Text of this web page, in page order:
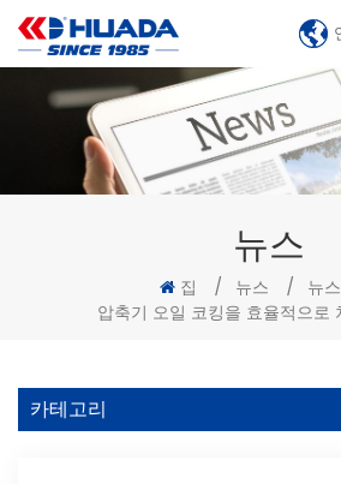
뉴스
집 / 뉴스 / 뉴스
압축기 오일 코킹을 효율적으로
카테고리